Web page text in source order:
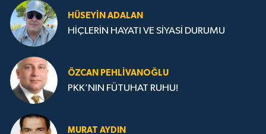
HÜSEYIN ADALAN
HİÇLERİN HAYATI VE SİYASİ DURUMU
ÖZCAN PEHLIVANOĞLU
PKK’NIN FÜTUHAT RUHU!
MURAT AYDIN